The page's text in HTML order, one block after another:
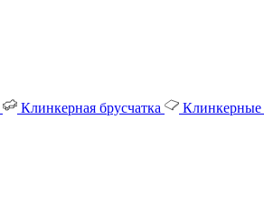
Клинкерная брусчатка Клинкерные